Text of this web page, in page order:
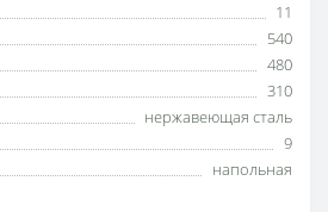
11
540
480
310
нержавеющая сталь
9
напольная